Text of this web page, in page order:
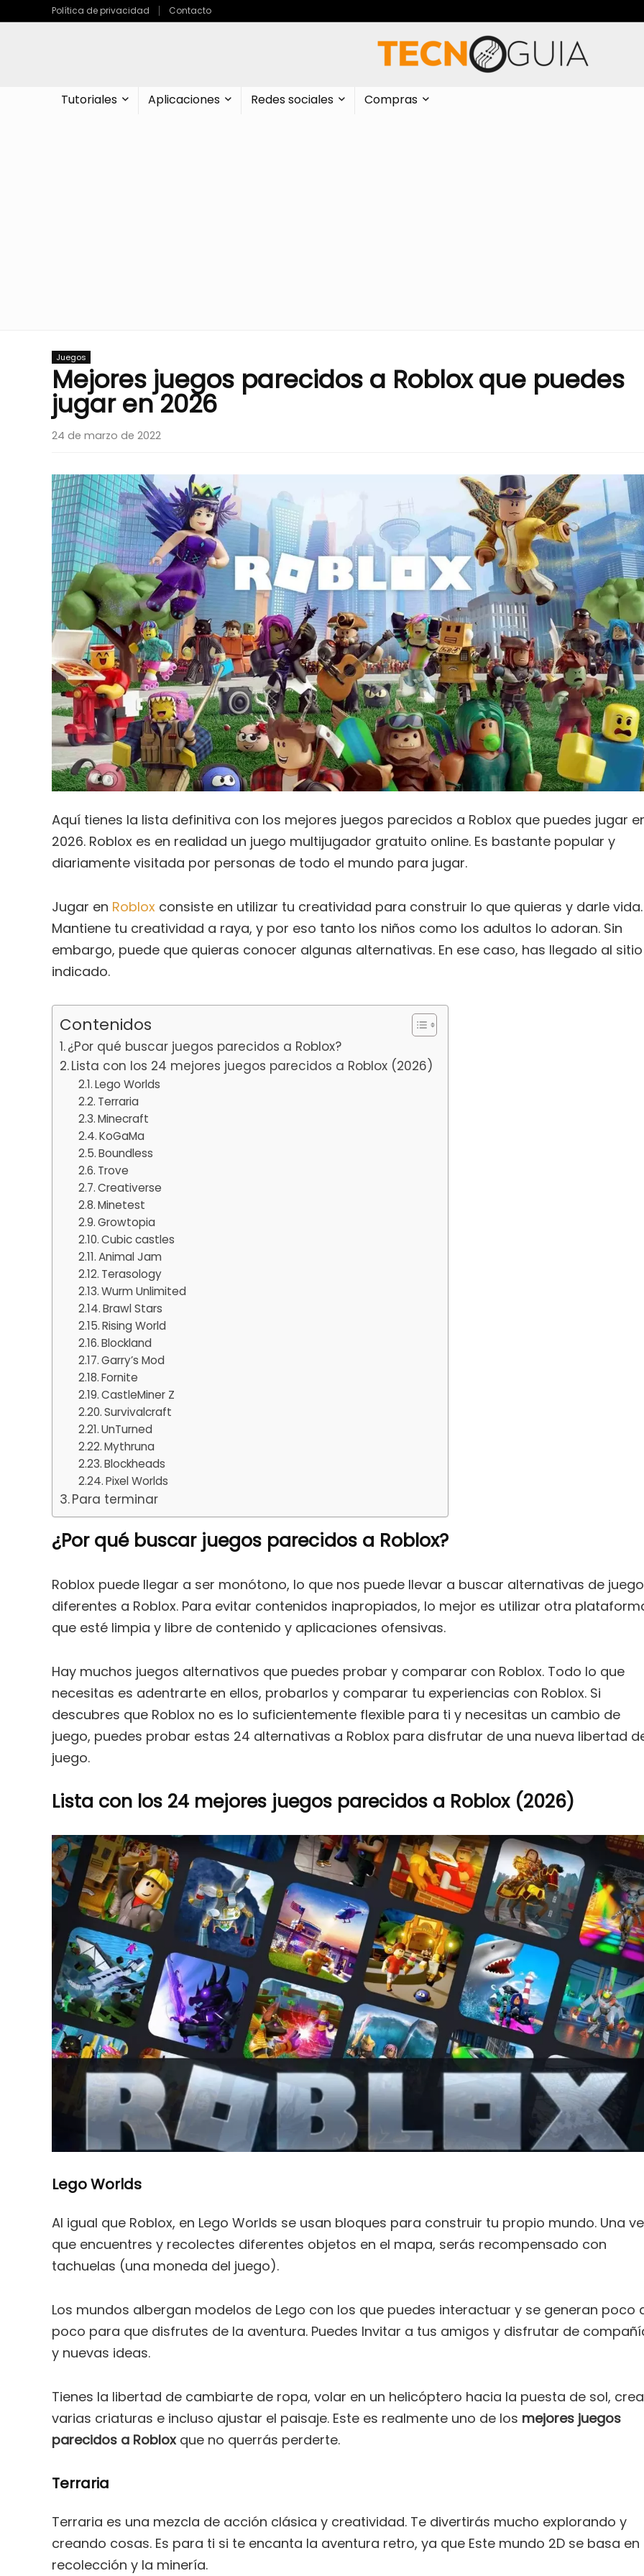
Política de privacidad Contacto
Tutoriales Aplicaciones Redes sociales Compras
Juegos
Mejores juegos parecidos a Roblox que puedes
jugar en 2026
24 de marzo de 2022
Aquí tienes la lista definitiva con los mejores juegos parecidos a Roblox que puedes jugar
2026. Roblox es en realidad un juego multijugador gratuito online. Es bastante popular y
diariamente visitada por personas de todo el mundo para jugar.
Jugar en Roblox consiste en utilizar tu creatividad para construir lo que quieras y darle vida.
Mantiene tu creatividad a raya, y por eso tanto los niños como los adultos lo adoran. Sin
embargo, puede que quieras conocer algunas alternativas. En ese caso, has llegado al sitio
indicado.
Contenidos
¿Por qué buscar juegos parecidos a Roblox?
Lista con los 24 mejores juegos parecidos a Roblox (2026)
Lego Worlds
Terraria
Minecraft
KoGaMa
Boundless
Trove
Creativerse
Minetest
Growtopia
Cubic castles
Animal Jam
Terasology
Wurm Unlimited
Brawl Stars
Rising World
Blockland
Garry’s Mod
Fornite
CastleMiner Z
Survivalcraft
UnTurned
Mythruna
Blockheads
Pixel Worlds
Para terminar
¿Por qué buscar juegos parecidos a Roblox?
Roblox puede llegar a ser monótono, lo que nos puede llevar a buscar alternativas de
diferentes a Roblox. Para evitar contenidos inapropiados, lo mejor es utilizar otra
que esté limpia y libre de contenido y aplicaciones ofensivas.
Hay muchos juegos alternativos que puedes probar y comparar con Roblox. Todo lo que
necesitas es adentrarte en ellos, probarlos y comparar tu experiencias con Roblox. Si
descubres que Roblox no es lo suficientemente flexible para ti y necesitas un cambio de
juego, puedes probar estas 24 alternativas a Roblox para disfrutar de una nueva libertad
juego.
Lista con los 24 mejores juegos parecidos a Roblox (2026)
Lego Worlds
Al igual que Roblox, en Lego Worlds se usan bloques para construir tu propio mundo. Una
que encuentres y recolectes diferentes objetos en el mapa, serás recompensado ​​con
tachuelas (una moneda del juego).
Los mundos albergan modelos de Lego con los que puedes interactuar y se generan poco
poco para que disfrutes de la aventura. Puedes Invitar a tus amigos y disfrutar de
y nuevas ideas.
Tienes la libertad de cambiarte de ropa, volar en un helicóptero hacia la puesta de sol,
varias criaturas e incluso ajustar el paisaje. Este es realmente uno de los mejores juegos
parecidos a Robloxque no querrás perderte.
Terraria
Terraria es una mezcla de acción clásica y creatividad. Te divertirás mucho explorando y
creando cosas. Es para ti si te encanta la aventura retro, ya que Este mundo 2D se basa en
recolección y la minería.